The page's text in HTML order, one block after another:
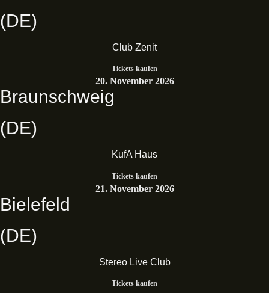
(DE)
Club Zenit
Tickets kaufen
20. November 2026
Braunschweig
(DE)
KufA Haus
Tickets kaufen
21. November 2026
Bielefeld
(DE)
Stereo Live Club
Tickets kaufen